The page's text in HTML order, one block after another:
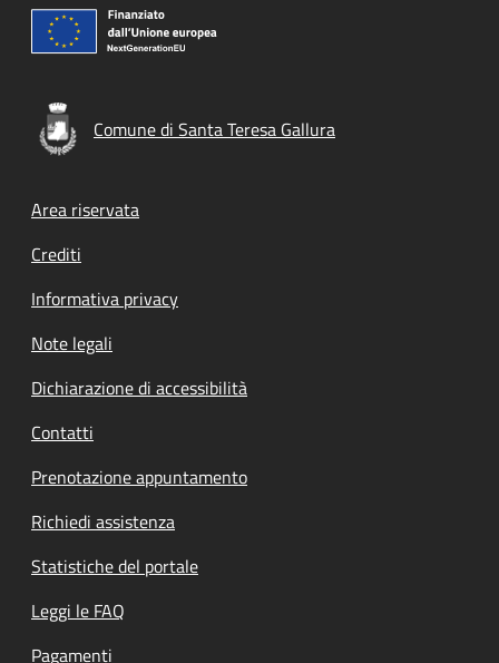
Comune di Santa Teresa Gallura
Footer menu
Area riservata
Crediti
Informativa privacy
Note legali
Dichiarazione di accessibilità
Contatti
Prenotazione appuntamento
Richiedi assistenza
Statistiche del portale
Leggi le FAQ
Pagamenti